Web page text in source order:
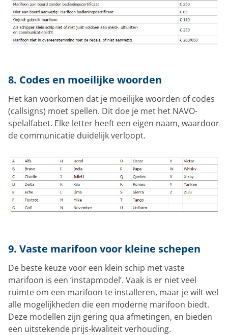
8. Codes en moeilijke woorden
Het kan voorkomen dat je moeilijke woorden of codes
(callsigns) moet spellen. Dit doe je met het NAVO-
spelalfabet. Elke letter heeft een eigen naam, waardoor
de communicatie duidelijk verloopt.
9. Vaste marifoon voor kleine schepen
De beste keuze voor een klein schip met vaste
marifoon is een ‘instapmodel’. Vaak is er niet veel
ruimte om een marifoon te installeren, maar je wilt wel
alle mogelijkheden die een moderne marifoon biedt.
Deze modellen zijn gering qua afmetingen, en bieden
een uitstekende prijs-kwaliteit verhouding.